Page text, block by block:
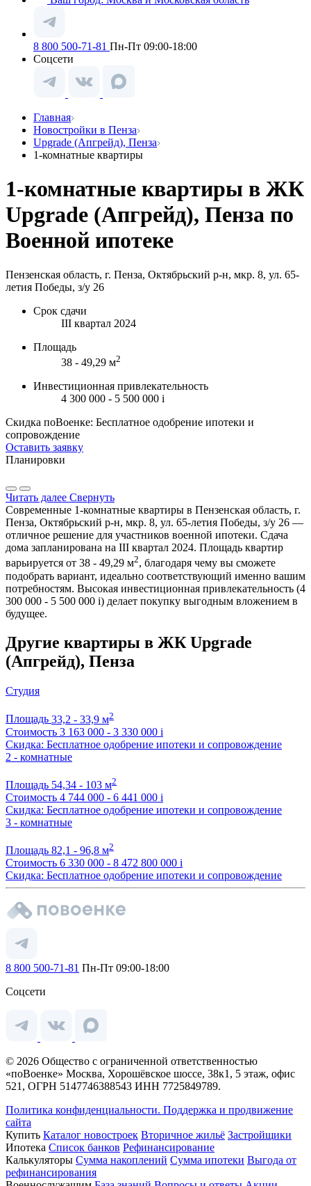
8 800 500-71-81 Пн-Пт 09:00-18:00
Соцсети
Главная
Новостройки в Пенза
Upgrade (Апгрейд), Пенза
1-комнатные квартиры
1-комнатные квартиры в ЖК
Upgrade (Апгрейд), Пенза по
Военной ипотеке
Пензенская область, г. Пенза, Октябрьский р-н, мкр. 8, ул. 65-
летия Победы, з/у 26
Срок сдачи
III квартал 2024
Площадь
38 - 49,29 м2
Инвестиционная привлекательность
4 300 000 - 5 500 000 i
Скидка поВоенке: Бесплатное одобрение ипотеки и
сопровождение
Оставить заявку
Планировки
Читать далее Свернуть
Современные 1-комнатные квартиры в Пензенская область, г.
Пенза, Октябрьский р-н, мкр. 8, ул. 65-летия Победы, з/у 26 —
отличное решение для участников военной ипотеки. Сдача
дома запланирована на III квартал 2024. Площадь квартир
варьируется от 38 - 49,29 м2, благодаря чему вы сможете
подобрать вариант, идеально соответствующий именно вашим
потребностям. Высокая инвестиционная привлекательность (4
300 000 - 5 500 000 i) делает покупку выгодным вложением в
будущее.
Другие квартиры в ЖК Upgrade
(Апгрейд), Пенза
Студия
Площадь 33,2 - 33,9 м2
Стоимость 3 163 000 - 3 330 000 i
Скидка: Бесплатное одобрение ипотеки и сопровождение
2 - комнатные
Площадь 54,34 - 103 м2
Стоимость 4 744 000 - 6 441 000 i
Скидка: Бесплатное одобрение ипотеки и сопровождение
3 - комнатные
Площадь 82,1 - 96,8 м2
Стоимость 6 330 000 - 8 472 800 000 i
Скидка: Бесплатное одобрение ипотеки и сопровождение
8 800 500-71-81 Пн-Пт 09:00-18:00
Соцсети
© 2026 Общество с ограниченной ответственностью
«поВоенке» Москва, Хорошёвское шоссе, 38к1, 5 этаж, офис
521, ОГРН 5147746388543 ИНН 7725849789.
Политика конфиденциальности. Поддержка и продвижение
сайта
Купить Каталог новостроек Вторичное жильё Застройщики
Ипотека Список банков Рефинансирование
Калькуляторы Сумма накоплений Сумма ипотеки Выгода от
рефинансирования